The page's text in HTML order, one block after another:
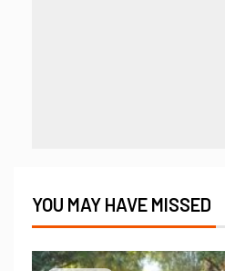
YOU MAY HAVE MISSED